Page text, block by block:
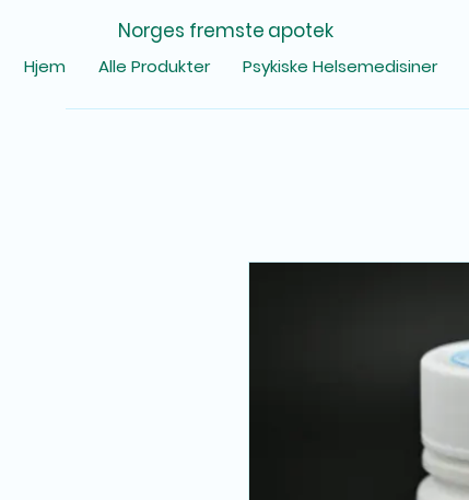
Norges fremste apotek
Hjem Alle Produkter Psykiske Helsemedisiner